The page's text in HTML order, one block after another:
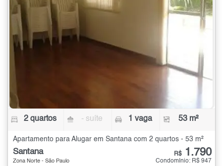
2 quartos - suíte 1 vaga 53 m²
Apartamento para Alugar em Santana com 2 quartos - 53 m²
Santana
Zona Norte - São Paulo
R$ 1.790
Condomínio: R$ 947